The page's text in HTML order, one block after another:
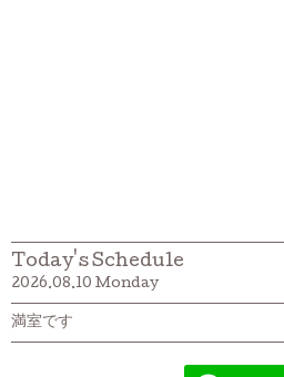
Today's Schedule
2026.08.10 Monday
満室です